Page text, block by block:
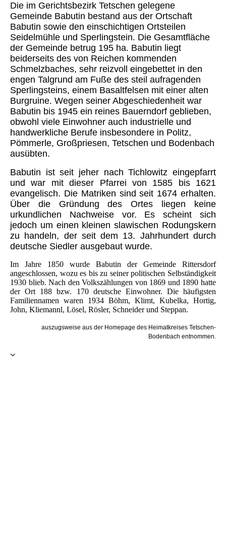
Die im Gerichtsbezirk Tetschen gelegene
Gemeinde Babutin bestand aus der Ortschaft
Babutin sowie den einschichtigen Ortsteilen
Seidelmühle und Sperlingstein. Die Gesamtfläche
der Gemeinde betrug 195 ha. Babutin liegt
beiderseits des von Reichen kommenden
Schmelzbaches, sehr reizvoll eingebettet in den
engen Talgrund am Fuße des steil aufragenden
Sperlingsteins, einem Basaltfelsen mit einer alten
Burgruine. Wegen seiner Abgeschiedenheit war
Babutin bis 1945 ein reines Bauerndorf geblieben,
obwohl viele Einwohner auch industrielle und
handwerkliche Berufe insbesondere in Politz,
Pömmerle, Großpriesen, Tetschen und Bodenbach
ausübten.
Babutin ist seit jeher nach Tichlowitz eingepfarrt
und war mit dieser Pfarrei von 1585 bis 1621
evangelisch. Die Matriken sind seit 1674 erhalten.
Über die Gründung des Ortes liegen keine
urkundlichen Nachweise vor. Es scheint sich
jedoch um einen kleinen slawischen Rodungskern
zu handeln, der seit dem 13. Jahrhundert durch
deutsche Siedler ausgebaut wurde.
Im Jahre 1850 wurde Babutin der Gemeinde Rittersdorf
angeschlossen, wozu es bis zu seiner politischen Selbständigkeit
1930 blieb. Nach den Volkszählungen von 1869 und 1890 hatte
der Ort 188 bzw. 170 deutsche Einwohner. Die häufigsten
Familiennamen waren 1934 Böhm, Klimt, Kubelka, Hortig,
John, Kliemannl, Lösel, Rösler, Schneider und Steppan.
auszugsweise aus der Homepage des Heimatkreises Tetschen-
Bodenbach entnommen.